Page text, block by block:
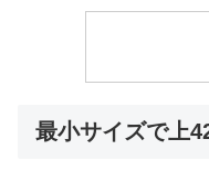
最小サイズで上